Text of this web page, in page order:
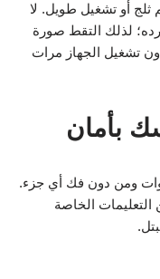
ثلج أو تشغيل طويل. لا
لذلك التقط صورة
تشغيل الجهاز مرات
بأمان
ومن دون فك أي جزء.
التعليمات الخاصة